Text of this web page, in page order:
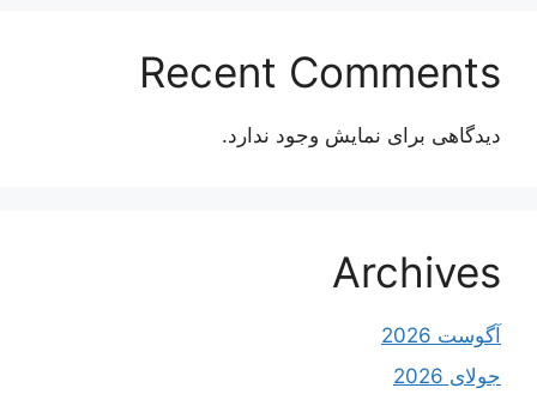
Recent Comments
دیدگاهی برای نمایش وجود ندارد.
Archives
آگوست 2026
جولای 2026